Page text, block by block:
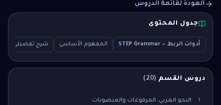
العودة لقائمة الدروس
جدول المحتوى
أدوات الربط — STEP Grammar المفهوم الأساسي شرح تفصيلي
دروس القسم (
20
)
1 النحو العربي: المرفوعات والمنصوبات